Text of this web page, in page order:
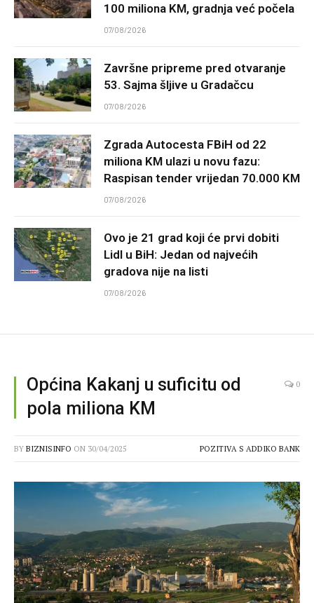
100 miliona KM, gradnja već počela
07/08/2026
Završne pripreme pred otvaranje
53. Sajma šljive u Gradačcu
07/08/2026
Zgrada Autocesta FBiH od 22
miliona KM ulazi u novu fazu:
Raspisan tender vrijedan 70.000 KM
07/08/2026
Ovo je 21 grad koji će prvi dobiti
Lidl u BiH: Jedan od najvećih
gradova nije na listi
07/08/2026
Općina Kakanj u suficitu od
pola miliona KM
0
BY BIZNISINFO ON 30/04/2025 POZITIVA S ADDIKO BANK